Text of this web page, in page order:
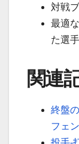
対戦
最適
た選
関連
終盤
フェ